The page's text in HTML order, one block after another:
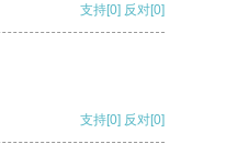
支持[0] 反对[0]
支持[0] 反对[0]